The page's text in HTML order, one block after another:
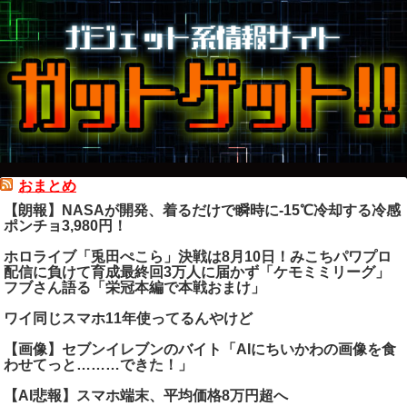
おまとめ
【朗報】NASAが開発、着るだけで瞬時に-15℃冷却する冷感
ポンチョ3,980円！
ホロライブ「兎田ぺこら」決戦は8月10日！みこちパワプロ
配信に負けて育成最終回3万人に届かず「ケモミミリーグ」
フブさん語る「栄冠本編で本戦おまけ」
ワイ同じスマホ11年使ってるんやけど
【画像】セブンイレブンのバイト「AIにちいかわの画像を食
わせてっと………できた！」
【AI悲報】スマホ端末、平均価格8万円超へ